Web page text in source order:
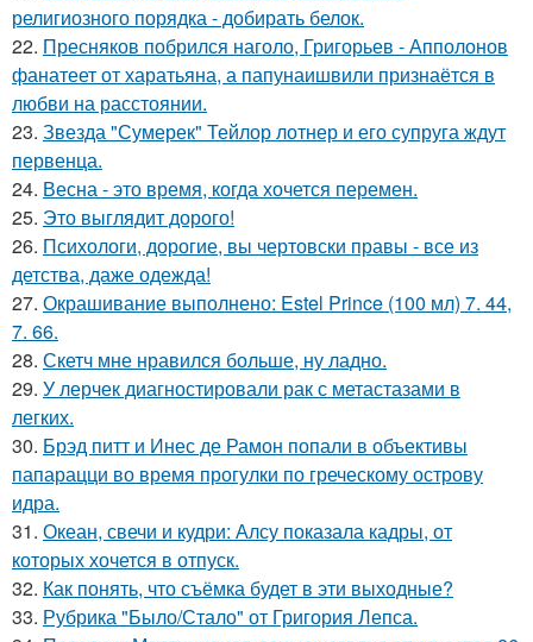
религиозного порядка - добирать белок.
22. Пресняков побрился наголо, Григорьев - Апполонов
фанатеет от харатьяна, а папунаишвили признаётся в
любви на расстоянии.
23. Звезда "Сумерек" Тейлор лотнер и его супруга ждут
первенца.
24. Весна - это время, когда хочется перемен.
25. Это выглядит дорого!
26. Психологи, дорогие, вы чертовски правы - все из
детства, даже одежда!
27. Окрашивание выполнено: Estel Prince (100 мл) 7. 44,
7. 66.
28. Скетч мне нравился больше, ну ладно.
29. У лерчек диагностировали рак с метастазами в
легких.
30. Брэд питт и Инес де Рамон попали в объективы
папарацци во время прогулки по греческому острову
идра.
31. Океан, свечи и кудри: Алсу показала кадры, от
которых хочется в отпуск.
32. Как понять, что съёмка будет в эти выходные?
33. Рубрика "Было/Стало" от Григория Лепса.